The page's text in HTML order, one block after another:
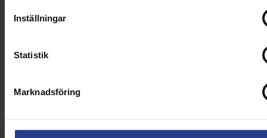
Inställningar
Statistik
Marknadsföring
arbetsplatsen.